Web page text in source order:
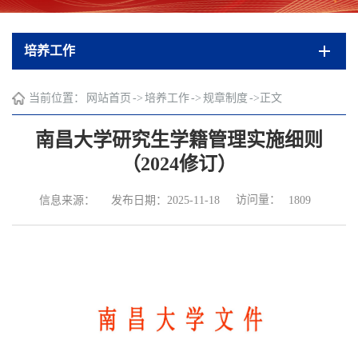
培养工作
当前位置： 网站首页 -> 培养工作-> 规章制度-> 正文
南昌大学研究生学籍管理实施细则
（2024修订）
信息来源： 发布日期：2025-11-18 访问量： 1809